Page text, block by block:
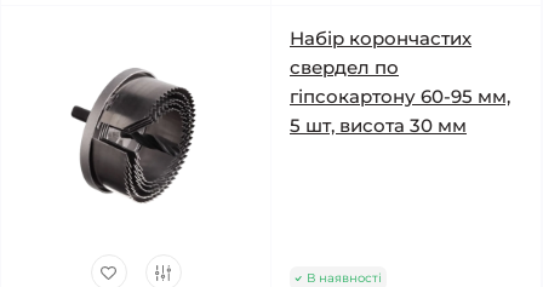
Набір корончастих
свердел по
гіпсокартону 60-95 мм,
5 шт, висота 30 мм
В наявності